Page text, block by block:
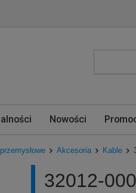
Nowości
Akcesoria Kable
32012-